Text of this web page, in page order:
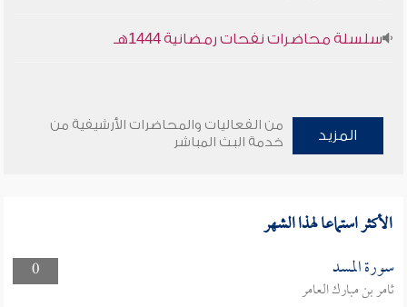
سلسلة محاضرات نفحات رمضانية 1444هـ
المزيد
من الفعاليات والمحاضرات الأرشيفية من
خدمة البث المباشر
الأكثر استماعا لهذا الشهر
0 سورة المسد
ثامر بن مبارك العامر